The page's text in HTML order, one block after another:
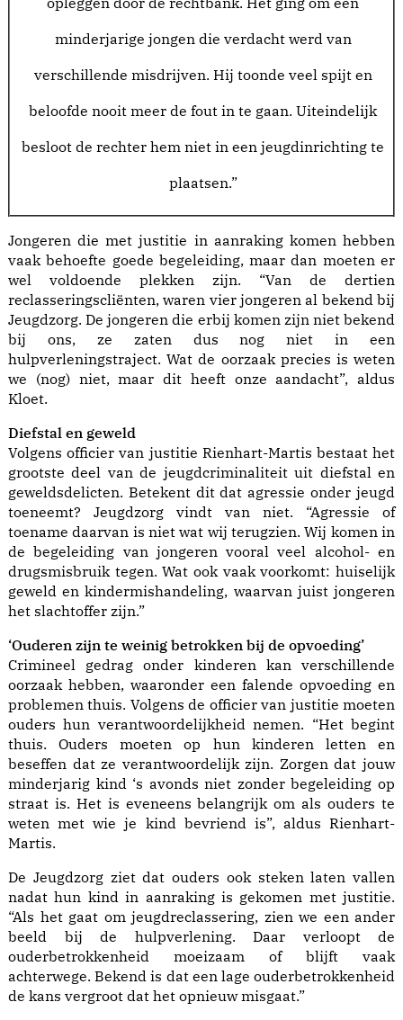
minderjarige jongen die verdacht werd van
verschillende misdrijven. Hij toonde veel spijt en
beloofde nooit meer de fout in te gaan. Uiteindelijk
besloot de rechter hem niet in een jeugdinrichting te
plaatsen.”
Jongeren die met justitie in aanraking komen hebben
vaak behoefte goede begeleiding, maar dan moeten er
wel voldoende plekken zijn. “Van de dertien
reclasseringscliënten, waren vier jongeren al bekend bij
Jeugdzorg. De jongeren die erbij komen zijn niet bekend
bij ons, ze zaten dus nog niet in een
hulpverleningstraject. Wat de oorzaak precies is weten
we (nog) niet, maar dit heeft onze aandacht”, aldus
Kloet.
Diefstal en geweld
Volgens officier van justitie Rienhart-Martis bestaat het
grootste deel van de jeugdcriminaliteit uit diefstal en
geweldsdelicten. Betekent dit dat agressie onder jeugd
toeneemt? Jeugdzorg vindt van niet. “Agressie of
toename daarvan is niet wat wij terugzien. Wij komen in
de begeleiding van jongeren vooral veel alcohol- en
drugsmisbruik tegen. Wat ook vaak voorkomt: huiselijk
geweld en kindermishandeling, waarvan juist jongeren
het slachtoffer zijn.”
‘Ouderen zijn te weinig betrokken bij de opvoeding’
Crimineel gedrag onder kinderen kan verschillende
oorzaak hebben, waaronder een falende opvoeding en
problemen thuis. Volgens de officier van justitie moeten
ouders hun verantwoordelijkheid nemen. “Het begint
thuis. Ouders moeten op hun kinderen letten en
beseffen dat ze verantwoordelijk zijn. Zorgen dat jouw
minderjarig kind ‘s avonds niet zonder begeleiding op
straat is. Het is eveneens belangrijk om als ouders te
weten met wie je kind bevriend is”, aldus Rienhart-
Martis.
De Jeugdzorg ziet dat ouders ook steken laten vallen
nadat hun kind in aanraking is gekomen met justitie.
“Als het gaat om jeugdreclassering, zien we een ander
beeld bij de hulpverlening. Daar verloopt de
ouderbetrokkenheid moeizaam of blijft vaak
achterwege. Bekend is dat een lage ouderbetrokkenheid
de kans vergroot dat het opnieuw misgaat.”